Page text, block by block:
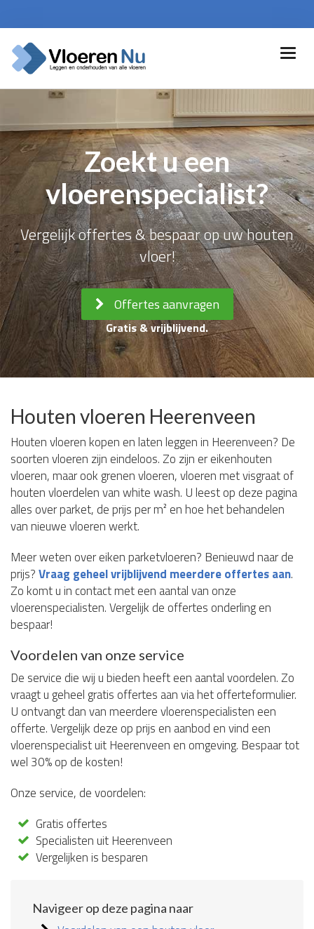
Zoekt u een
vloerenspecialist?
Vergelijk offertes & bespaar op uw houten
vloer!
Offertes aanvragen
Gratis & vrijblijvend.
Houten vloeren Heerenveen
Houten vloeren kopen en laten leggen in Heerenveen? De
soorten vloeren zijn eindeloos. Zo zijn er eikenhouten
vloeren, maar ook grenen vloeren, vloeren met visgraat of
houten vloerdelen van white wash. U leest op deze pagina
alles over parket, de prijs per m² en hoe het behandelen
van nieuwe vloeren werkt.
Meer weten over eiken parketvloeren? Benieuwd naar de
prijs?Vraag geheel vrijblijvend meerdere offertes aan.
Zo komt u in contact met een aantal van onze
vloerenspecialisten. Vergelijk de offertes onderling en
bespaar!
Voordelen van onze service
De service die wij u bieden heeft een aantal voordelen. Zo
vraagt u geheel gratis offertes aan via het offerteformulier.
U ontvangt dan van meerdere vloerenspecialisten een
offerte. Vergelijk deze op prijs en aanbod en vind een
vloerenspecialist uit Heerenveen en omgeving. Bespaar tot
wel 30% op de kosten!
Onze service, de voordelen:
Gratis offertes
Specialisten uit Heerenveen
Vergelijken is besparen
Navigeer op deze pagina naar